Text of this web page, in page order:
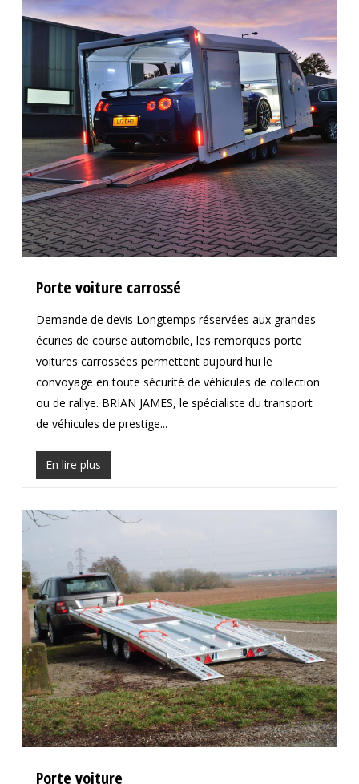
Porte voiture carrossé
Demande de devis Longtemps réservées aux grandes
écuries de course automobile, les remorques porte
voitures carrossées permettent aujourd'hui le
convoyage en toute sécurité de véhicules de collection
ou de rallye. BRIAN JAMES, le spécialiste du transport
de véhicules de prestige...
En lire plus
Porte voiture